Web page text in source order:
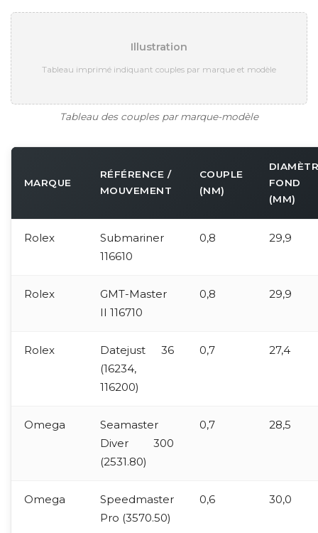
Illustration
Tableau imprimé indiquant couples par marque et modèle
Tableau des couples par marque-modèle
MARQUE
RÉFÉRENCE /
MOUVEMENT
COUPLE
(NM)
FOND
(MM)
Rolex
Submariner
116610
0,8 29,9
Rolex
GMT-Master
II 116710
0,8 29,9
Rolex
Datejust 36
(16234,
116200)
0,7 27,4
Omega
Seamaster
Diver 300
(2531.80)
0,7 28,5
Omega
Speedmaster
Pro (3570.50)
0,6 30,0